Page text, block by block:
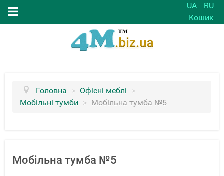
UA
RU
Кошик
Головна > Офісні меблі >
Мобільні тумби > Мобільна тумба №5
Мобільна тумба №5